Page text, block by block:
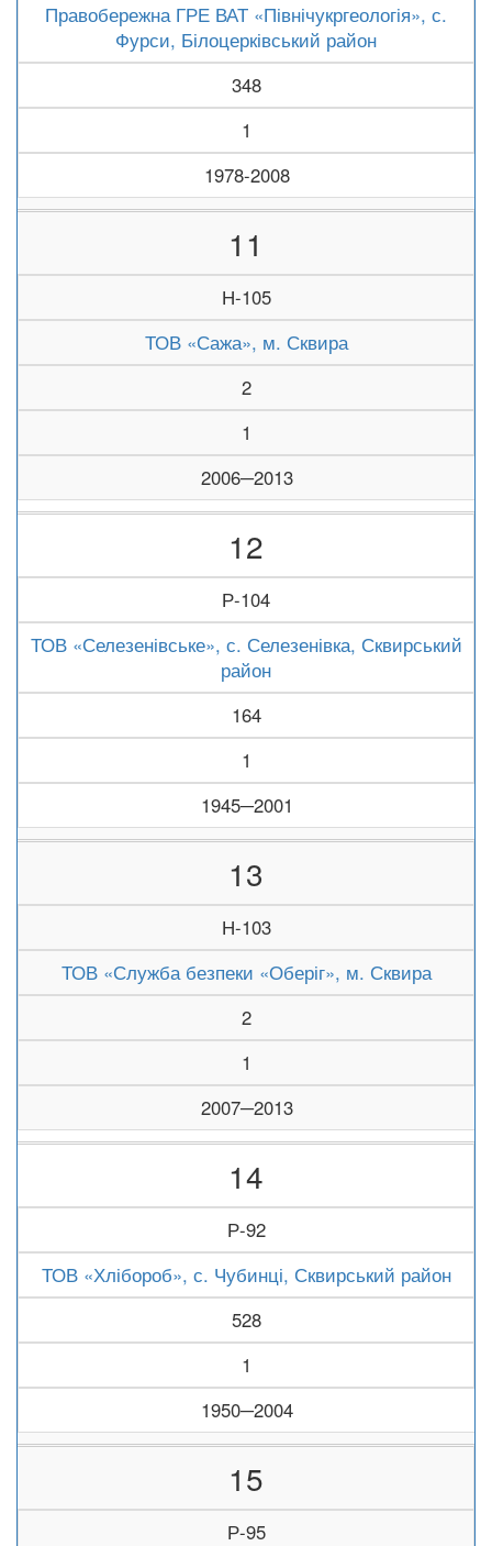
Правобережна ГРЕ ВАТ «Північукргеологія», с.
Фурси, Білоцерківський район
348
1
1978-2008
11
Н-105
ТОВ «Сажа», м. Сквира
2
1
2006─2013
12
Р-104
ТОВ «Селезенівське», с. Селезенівка, Сквирський
район
164
1
1945─2001
13
Н-103
ТОВ «Служба безпеки «Оберіг», м. Сквира
2
1
2007─2013
14
Р-92
ТОВ «Хлібороб», с. Чубинці, Сквирський район
528
1
1950─2004
15
Р-95